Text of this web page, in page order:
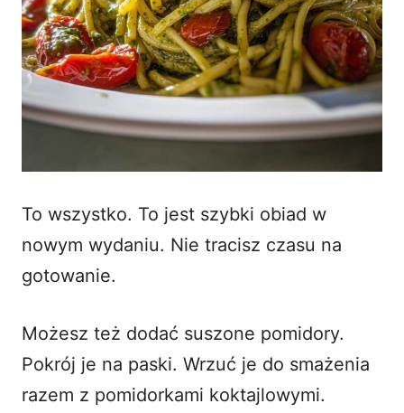
To wszystko. To jest szybki obiad w
nowym wydaniu. Nie tracisz czasu na
gotowanie.
Możesz też dodać suszone pomidory.
Pokrój je na paski. Wrzuć je do smażenia
razem z pomidorkami koktajlowymi.